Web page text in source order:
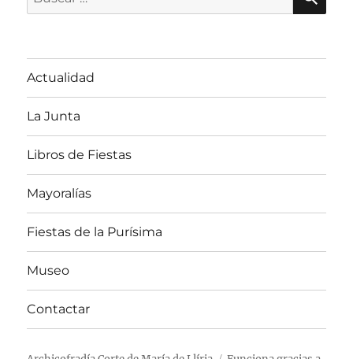
por:
Actualidad
La Junta
Libros de Fiestas
Mayoralías
Fiestas de la Purísima
Museo
Contactar